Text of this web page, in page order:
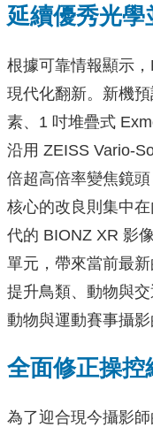
延續優秀光
根據可靠情報顯示
現代化翻新。新機
素、1 吋堆疊式
沿用 ZEISS Vario-
倍超高倍率變焦鏡
核心的改良則集中
代的 BIONZ XR 影
單元，帶來當前最
提升鳥類、動物與
動物與運動賽事攝影
全面修正操控
為了迎合現今攝影